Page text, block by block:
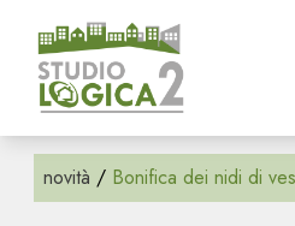
home
azienda
novità / Bonifica dei nidi di
Categorie
DI
CIVILE
CONVIVENZA
Tags
110
50